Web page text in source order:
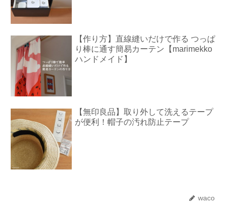
【作り方】直線縫いだけで作る つっぱ
り棒に通す簡易カーテン【marimekko
ハンドメイド】
【無印良品】取り外して洗えるテープ
が便利！帽子の汚れ防止テープ
waco